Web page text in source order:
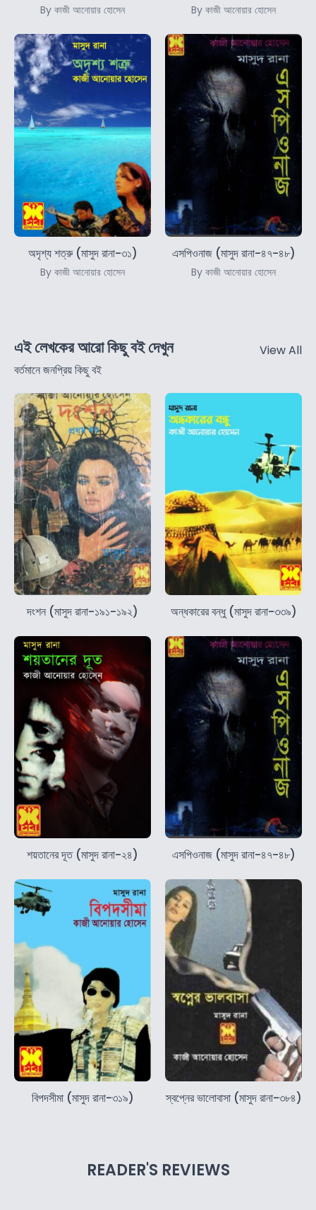
By কাজী আনোয়ার হোসেন By কাজী আনোয়ার হোসেন
অদৃশ্য শত্রু (মাসুদ রানা-৩১)
By কাজী আনোয়ার হোসেন
এসপিওনাজ (মাসুদ রানা-৪৭-৪৮)
By কাজী আনোয়ার হোসেন
এই লেখকের আরো কিছু বই দেখুন
বর্তমানে জনপ্রিয় কিছু বই
View All
দংশন (মাসুদ রানা-১৯১-১৯২) অন্ধকারের বন্ধু (মাসুদ রানা-৩৩৯)
শয়তানের দূত (মাসুদ রানা-২৪) এসপিওনাজ (মাসুদ রানা-৪৭-৪৮)
বিপদসীমা (মাসুদ রানা-৩১৯) স্বপ্নের ভালোবাসা (মাসুদ রানা-৩৮৪)
READER'S REVIEWS